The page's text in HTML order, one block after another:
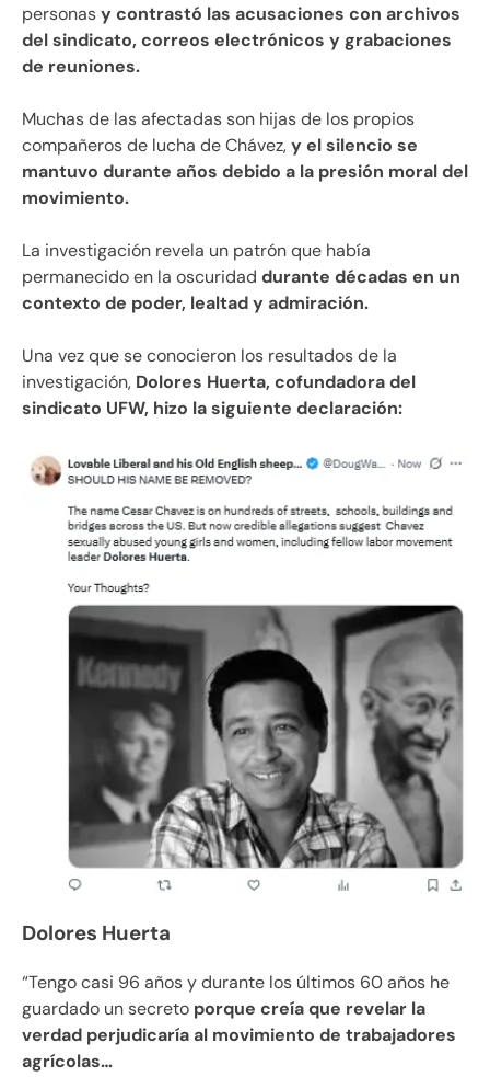
personasy contrastó las acusaciones con archivos
del sindicato, correos electrónicos y grabaciones
de reuniones.
Muchas de las afectadas son hijas de los propios
compañeros de lucha de Chávez,y el silencio se
mantuvo durante años debido a la presión moral del
movimiento.
La investigación revela un patrón que había
permanecido en la oscuridad durante décadas en un
contexto de poder, lealtad y admiración.
Una vez que se conocieron los resultados de la
investigación, Dolores Huerta, cofundadora del
sindicato UFW, hizo la siguiente declaración:
Dolores Huerta
“Tengo casi 96 años y durante los últimos 60 años he
guardado un secreto porque creía que revelar la
verdad perjudicaría al movimiento de trabajadores
agrícolas…